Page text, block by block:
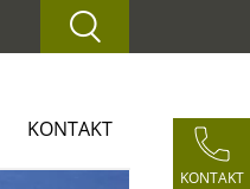
KONTAKT
KONTAKT